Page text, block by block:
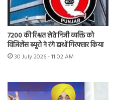
7200 की रिश्वत लेते निजी व्यक्ति को
विजिलेंस ब्यूरो ने रंगे हाथों गिरफ्तार किया
30 July 2026 - 11:02 AM